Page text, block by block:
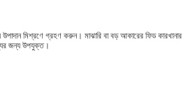
মিশ্রণে গ্রহণ করুন। মাঝারি বা বড় আকারের ফিড কারখানার
জন্য উপযুক্ত।